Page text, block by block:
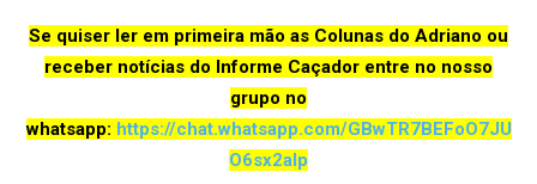
Se quiser ler em primeira mão as Colunas do Adriano ou
receber notícias do Informe Caçador entre no nosso
grupo no
whatsapp: https://chat.whatsapp.com/GBwTR7BEFoO7JU
O6sx2aIp